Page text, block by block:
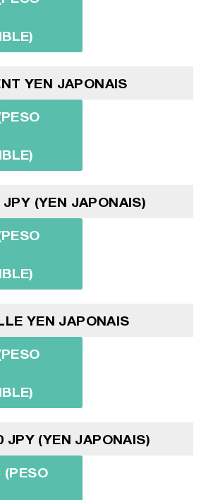
YEN JAPONAIS
JPY (YEN JAPONAIS)
YEN JAPONAIS
JPY (YEN JAPONAIS)
(PESO